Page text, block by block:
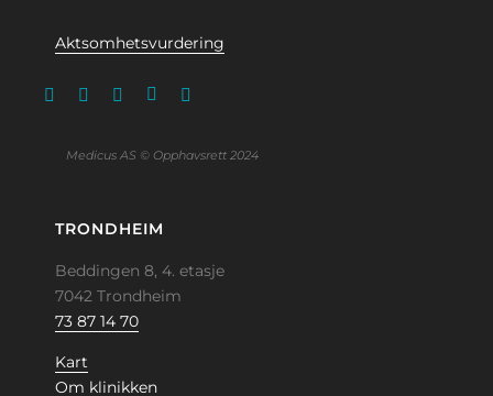
Aktsomhetsvurdering
Medicus AS © Opphavsrett 2024
TRONDHEIM
Beddingen 8, 4. etasje
7042 Trondheim
73 87 14 70
Kart
Om klinikken